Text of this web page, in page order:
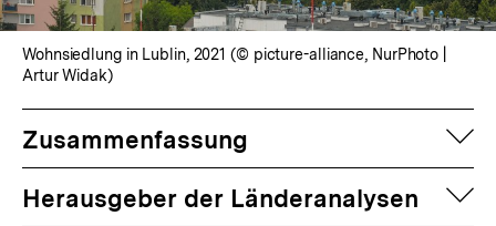
Wohnsiedlung in Lublin, 2021 (© picture-alliance, NurPhoto |
Artur Widak)
Zusammenfassung
Herausgeber der Länderanalysen